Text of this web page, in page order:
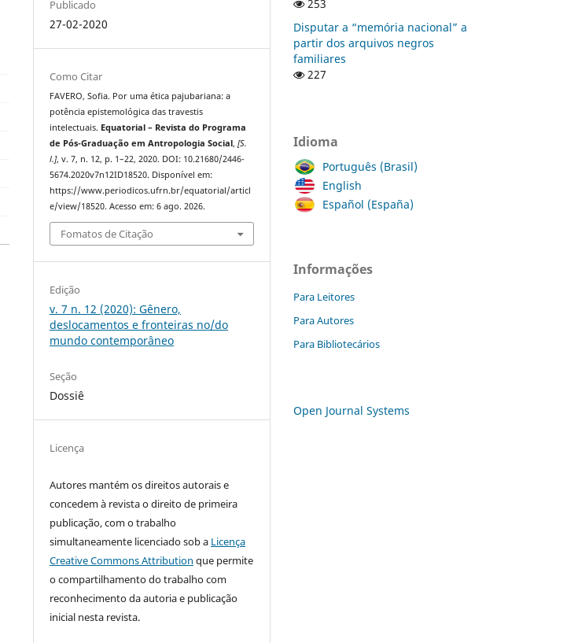
Publicado
27-02-2020
Como Citar
FAVERO, Sofia. Por uma ética pajubariana: a
potência epistemológica das travestis
intelectuais. Equatorial – Revista do Programa
de Pós-Graduação em Antropologia Social,[S.
l.], v. 7, n. 12, p. 1–22, 2020. DOI: 10.21680/2446-
5674.2020v7n12ID18520. Disponível em:
https://www.periodicos.ufrn.br/equatorial/articl
e/view/18520. Acesso em: 6 ago. 2026.
Fomatos de Citação
Edição
v. 7 n. 12 (2020): Gênero,
deslocamentos e fronteiras no/do
mundo contemporâneo
Seção
Dossiê
Licença
Autores mantém os direitos autorais e
concedem à revista o direito de primeira
publicação, com o trabalho
simultaneamente licenciado sob a Licença
Creative Commons Attribution que permite
o compartilhamento do trabalho com
reconhecimento da autoria e publicação
inicial nesta revista.
253
Disputar a “memória nacional” a
partir dos arquivos negros
familiares
227
Idioma
Português (Brasil)
English
Español (España)
Informações
Para Leitores
Para Autores
Para Bibliotecários
Open Journal Systems